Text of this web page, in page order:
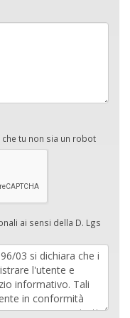
tu non sia un robot
ai sensi della D. Lgs